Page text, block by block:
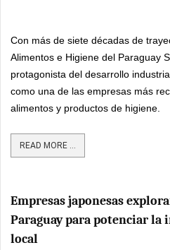
Con más de siete décadas de
Alimentos e Higiene del Paraguay
protagonista del desarrollo
como una de las empresas más
alimentos y productos de higiene.
READ MORE ...
Empresas japonesas
Paraguay para potenciar
local